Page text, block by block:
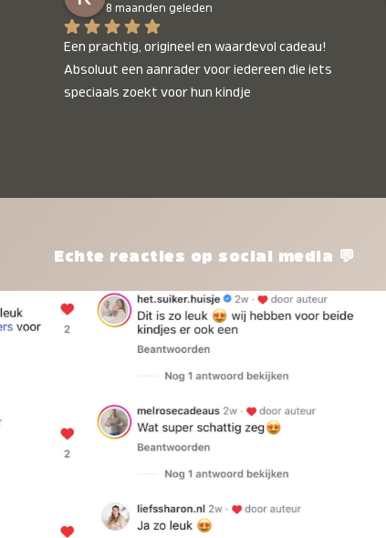
8 maanden geleden
Een prachtig, origineel en waardevol cadeau!
Absoluut een aanrader voor iedereen die iets
speciaals zoekt voor hun kindje
Echte reacties op social media 💬